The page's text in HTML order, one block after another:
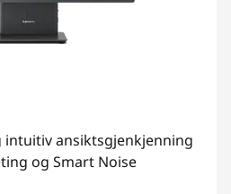
intuitiv ansiktsgjenkjenning
og Smart Noise